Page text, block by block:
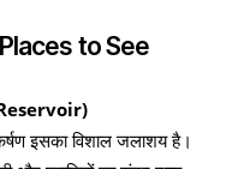
to See
इसका विशाल जलाशय है।